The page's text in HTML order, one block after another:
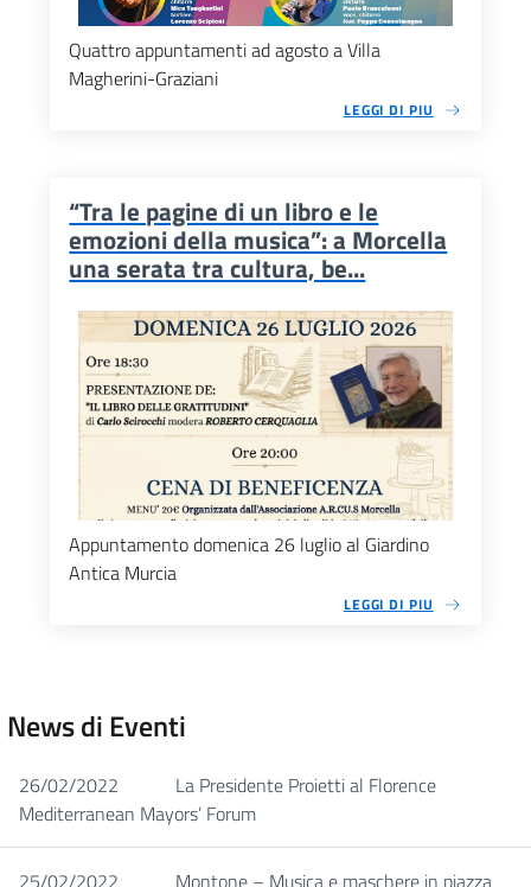
Quattro appuntamenti ad agosto a Villa
Magherini-Graziani
LEGGI DI PIU
“Tra le pagine di un libro e le
emozioni della musica”: a Morcella
una serata tra cultura, be...
Appuntamento domenica 26 luglio al Giardino
Antica Murcia
LEGGI DI PIU
News di Eventi
26/02/2022
La Presidente Proietti al Florence
Mediterranean Mayors’ Forum
25/02/2022 Montone – Musica e maschere in piazza